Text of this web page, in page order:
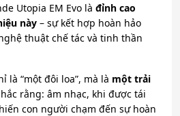
Utopia EM Evo là đỉnh cao
này – sự kết hợp hoàn hảo
thuật chế tác và tinh thần
là “một đôi loa”, mà là một trải
rằng: âm nhạc, khi được tái
con người chạm đến sự hoàn